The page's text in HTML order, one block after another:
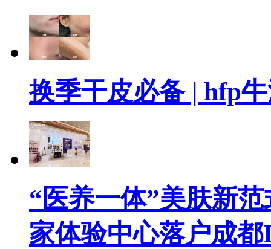
换季干皮必备 | hfp
“医养一体”美肤新
家体验中心落户成都